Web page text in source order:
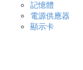
記憶體
電源供應器
顯示卡